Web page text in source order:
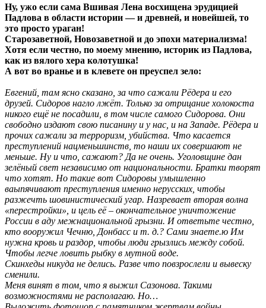
Ну, ужо если сама Вшивая Лена восхищена эрудицией
Падлова в области истории — и древней, и новейшей, то
это просто ураган!
Старозаветной, Новозаветной и до эпохи материализма!
Хотя если честно, по моему мнению, историк из Падлова,
как из вялого хера колотушка!
А вот во вранье и в клевете он преуспел зело:
Евгений, там ясно сказано, за что сажали Рёдера и его
друзей. Сидоров нагло лжёт. Только за отрицание холокоста
никого ещё не посадили, в том числе самого Сидорова. Они
свободно издают свою писанину и у нас, и на Западе. Рёдера и
прочих сажали за терроризм, убийства. Что касается
преступлений нацменьшинств, то наши их совершают не
меньше. Ну и что, сажают? Да не очень. Уголовщине дан
зелёный свет независимо от национальности. Братки творят
что хотят. Но такие вот Сидоровы умышленно
ваыпячивают преступления именно нерусских, чтобы
разжечть шовинистический угар. Назревает вторая волна
«перестройки», и цель её – окончательное уничтожение
России в аду межнациональной грызни. И ответьте честно,
кто вооружил Чечню, Донбасс и т. д.? Сами знаете.ю Им
нужна кровь и раздор, чтобы люди грызлись между собой.
Чтобы легче ловить рыбку в мутной воде.
Скинхеды никуда не делись. Разве что повзрослели и вывеску
сменили.
Меня винят в том, что я выжил Сазонова. Такими
возможностями не располагаю. Но…